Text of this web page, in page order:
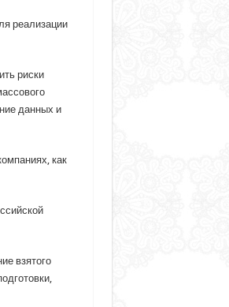
реализации
риски
данных и
как
взятого